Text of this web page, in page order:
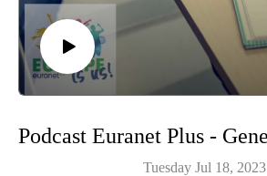
Tuesday Jul 18, 2023